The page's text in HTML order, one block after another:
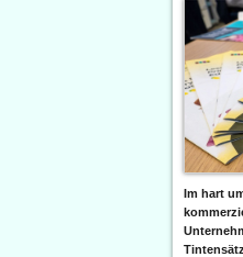
Im hart